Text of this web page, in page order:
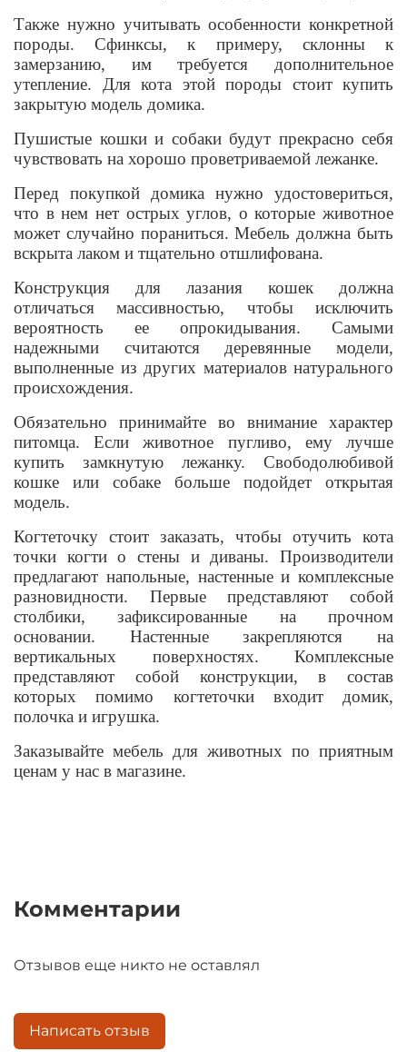
Также нужно учитывать особенности конкретной
породы. Сфинксы, к примеру, склонны к
замерзанию, им требуется дополнительное
утепление. Для кота этой породы стоит купить
закрытую модель домика.
Пушистые кошки и собаки будут прекрасно себя
чувствовать на хорошо проветриваемой лежанке.
Перед покупкой домика нужно удостовериться,
что в нем нет острых углов, о которые животное
может случайно пораниться. Мебель должна быть
вскрыта лаком и тщательно отшлифована.
Конструкция для лазания кошек должна
отличаться массивностью, чтобы исключить
вероятность ее опрокидывания. Самыми
надежными считаются деревянные модели,
выполненные из других материалов натурального
происхождения.
Обязательно принимайте во внимание характер
питомца. Если животное пугливо, ему лучше
купить замкнутую лежанку. Свободолюбивой
кошке или собаке больше подойдет открытая
модель.
Когтеточку стоит заказать, чтобы отучить кота
точки когти о стены и диваны. Производители
предлагают напольные, настенные и комплексные
разновидности. Первые представляют собой
столбики, зафиксированные на прочном
основании. Настенные закрепляются на
вертикальных поверхностях. Комплексные
представляют собой конструкции, в состав
которых помимо когтеточки входит домик,
полочка и игрушка.
Заказывайте мебель для животных по приятным
ценам у нас в магазине.
Комментарии
Отзывов еще никто не оставлял
Написать отзыв